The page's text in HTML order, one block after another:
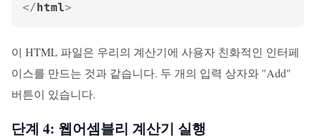
</html>
이 HTML 파일은 우리의 계산기에 사용자 친화적인 인터페
이스를 만드는 것과 같습니다. 두 개의 입력 상자와 "Add"
버튼이 있습니다.
단계 4: 웹어셈블리 계산기 실행